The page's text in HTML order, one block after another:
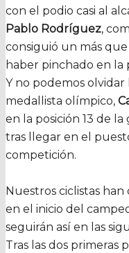
con el podio casi al
Pablo Rodríguez,
consiguió un más que
haber pinchado en
Y no podemos
medallista olímpico,
en la posición 13 de
tras llegar en el
competición.
Nuestros ciclistas
en el inicio del
seguirán así en las
Tras las dos primeras